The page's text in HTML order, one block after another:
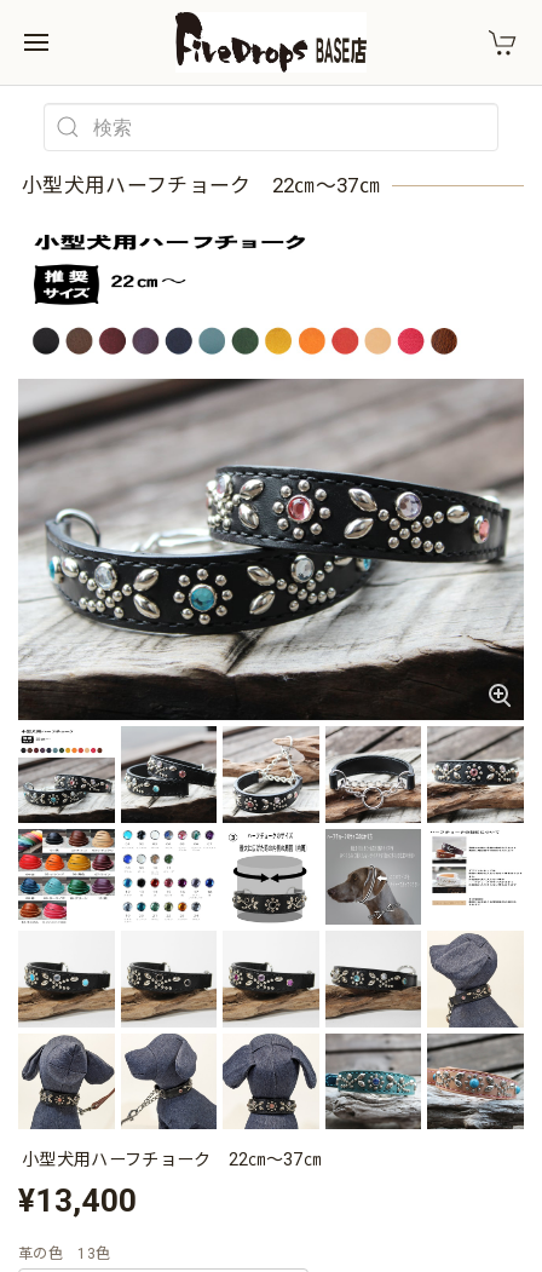
小型犬用ハーフチョーク 22㎝～37㎝
小型犬用ハーフチョーク 22㎝～37㎝
¥13,400
革の色 13色